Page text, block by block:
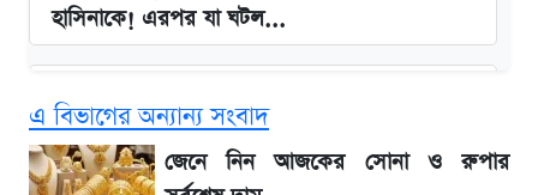
হাসিনাকে! এরপর যা ঘটল...
Redmi K80 নিয়ে আপডেট
এ বিভাগের অন্যান্য সংবাদ
জেনে নিন আজকের সোনা ও রুপার